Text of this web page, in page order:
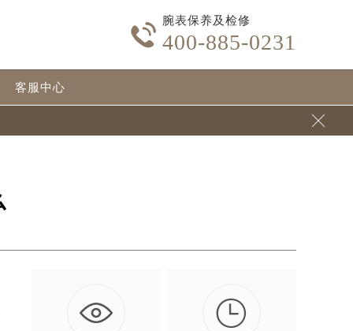

腕表保养及检修
400-885-0231
客服中心

